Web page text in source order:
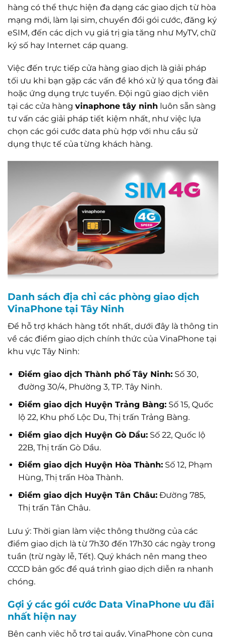
hàng có thể thực hiện đa dạng các giao dịch từ hòa
mạng mới, làm lại sim, chuyển đổi gói cước, đăng ký
eSIM, đến các dịch vụ giá trị gia tăng như MyTV, chữ
ký số hay Internet cáp quang.
Việc đến trực tiếp cửa hàng giao dịch là giải pháp
tối ưu khi bạn gặp các vấn đề khó xử lý qua tổng đài
hoặc ứng dụng trực tuyến. Đội ngũ giao dịch viên
tại các cửa hàng vinaphone tây ninh luôn sẵn sàng
tư vấn các giải pháp tiết kiệm nhất, như việc lựa
chọn các gói cước data phù hợp với nhu cầu sử
dụng thực tế của từng khách hàng.
Danh sách địa chỉ các phòng giao dịch
VinaPhone tại Tây Ninh
Để hỗ trợ khách hàng tốt nhất, dưới đây là thông tin
về các điểm giao dịch chính thức của VinaPhone tại
khu vực Tây Ninh:
Điểm giao dịch Thành phố Tây Ninh:Số 30,
đường 30/4, Phường 3, TP. Tây Ninh.
Điểm giao dịch Huyện Trảng Bàng:Số 15, Quốc
lộ 22, Khu phố Lộc Du, Thị trấn Trảng Bàng.
Điểm giao dịch Huyện Gò Dầu:Số 22, Quốc lộ
22B, Thị trấn Gò Dầu.
Điểm giao dịch Huyện Hòa Thành:Số 12, Phạm
Hùng, Thị trấn Hòa Thành.
Điểm giao dịch Huyện Tân Châu:Đường 785,
Thị trấn Tân Châu.
Lưu ý: Thời gian làm việc thông thường của các
điểm giao dịch là từ 7h30 đến 17h30 các ngày trong
tuần (trừ ngày lễ, Tết). Quý khách nên mang theo
CCCD bản gốc để quá trình giao dịch diễn ra nhanh
chóng.
Gợi ý các gói cước Data VinaPhone ưu đãi
nhất hiện nay
Bên cạnh việc hỗ trợ tại quầy, VinaPhone còn cung